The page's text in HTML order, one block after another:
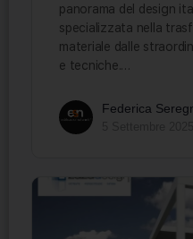
panorama del design
specializzata nella
materiale dalle
e tecniche.…
Federica